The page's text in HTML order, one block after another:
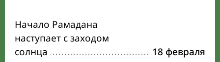
Начало Рамадана
наступает с заходом
солнца
18 февраля